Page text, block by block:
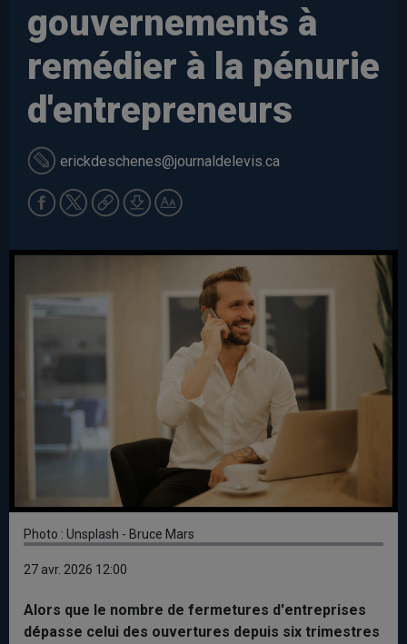
gouvernements à
remédier à la pénurie
d'entrepreneurs
erickdeschenes@journaldelevis.ca
Photo : Unsplash - Bruce Mars
27 avr. 2026 12:00
Alors que le nombre de fermetures d'entreprises
dépasse celui des ouvertures depuis six trimestres